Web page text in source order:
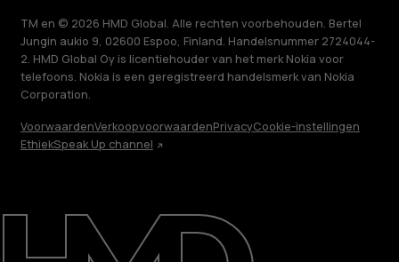
Herstellen, hergebruiken, recyclen
Duurzaamheid
TM en © 2026 HMD Global. Alle rechten voorbehouden. Bertel
Jungin aukio 9, 02600 Espoo, Finland. Handelsnummer 2724044-
2. HMD Global Oy is licentiehouder van het merk Nokia voor
telefoons. Nokia is een geregistreerd handelsmerk van Nokia
Corporation.
VoorwaardenVerkoopvoorwaardenPrivacyCookie-instellingen
EthiekSpeak Up channel